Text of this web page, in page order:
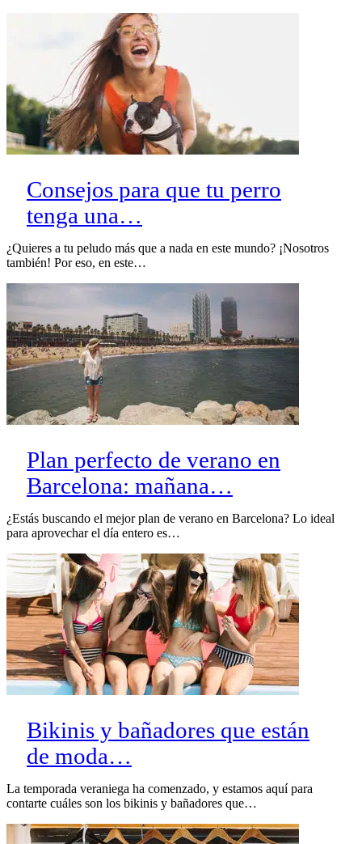
Consejos para que tu perro
tenga una…
¿Quieres a tu peludo más que a nada en este mundo? ¡Nosotros
también! Por eso, en este…
Plan perfecto de verano en
Barcelona: mañana…
¿Estás buscando el mejor plan de verano en Barcelona? Lo ideal
para aprovechar el día entero es…
Bikinis y bañadores que están
de moda…
La temporada veraniega ha comenzado, y estamos aquí para
contarte cuáles son los bikinis y bañadores que…